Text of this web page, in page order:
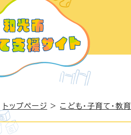
トップページ > こども・子育て・教育